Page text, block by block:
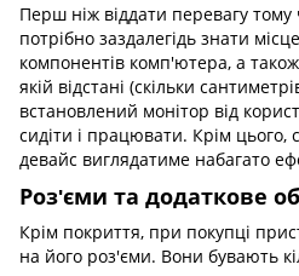
Перш ніж віддати перевагу
потрібно заздалегідь знати
компонентів комп'ютера, а
якій відстані (скільки
встановлений монітор від
сидіти і працювати. Крім цього,
девайс виглядатиме набагато
Роз'єми та додаткове
Крім покриття, при покупці
на його роз'єми. Вони бувають